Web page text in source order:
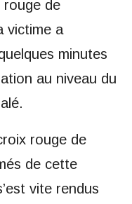
rouge de
victime a
minutes
au niveau du
rouge de
de cette
vite rendus